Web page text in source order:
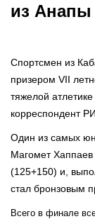
из Анапы
Спортсмен из
призером VII
тяжелой
корреспондент
Один из самых
Магомет
(125+150) и,
стал бронзовым
Всего в финале